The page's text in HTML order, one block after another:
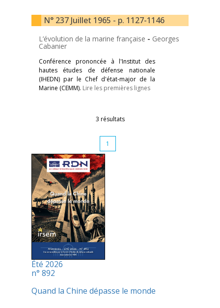
N° 237 Juillet 1965 - p. 1127-1146
L’évolution de la marine française - Georges
Cabanier
Conférence prononcée à l'Institut des
hautes études de défense nationale
(IHEDN) par le Chef d'état-major de la
Marine (CEMM). Lire les premières lignes
3 résultats
1
Été 2026
n° 892
Quand la Chine dépasse le monde